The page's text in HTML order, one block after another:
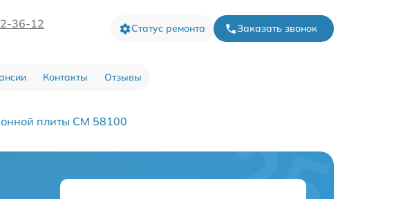
36-12 Статус ремонта Заказать звонок
Контакты Отзывы
плиты CM 58100